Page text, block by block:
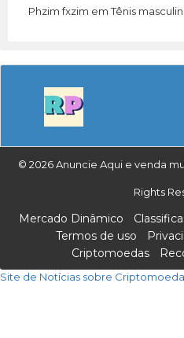
Phzim fxzim emTênis
© 2026 Anuncie Aqui e venda
Rights
Mercado Dinâmico
Termos de uso
Criptomoedas
Site de Notícias sobre